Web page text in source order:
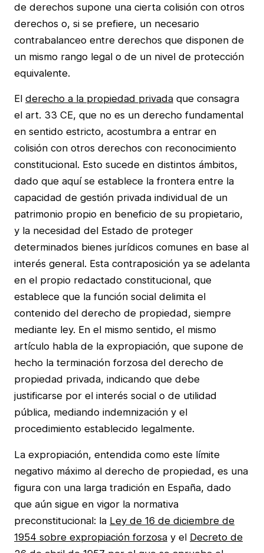
de derechos supone una cierta colisión con otros
derechos o, si se prefiere, un necesario
contrabalanceo entre derechos que disponen de
un mismo rango legal o de un nivel de protección
equivalente.
El derecho a la propiedad privada que consagra
el art. 33 CE, que no es un derecho fundamental
en sentido estricto, acostumbra a entrar en
colisión con otros derechos con reconocimiento
constitucional. Esto sucede en distintos ámbitos,
dado que aquí se establece la frontera entre la
capacidad de gestión privada individual de un
patrimonio propio en beneficio de su propietario,
y la necesidad del Estado de proteger
determinados bienes jurídicos comunes en base al
interés general. Esta contraposición ya se adelanta
en el propio redactado constitucional, que
establece que la función social delimita el
contenido del derecho de propiedad, siempre
mediante ley. En el mismo sentido, el mismo
artículo habla de la expropiación, que supone de
hecho la terminación forzosa del derecho de
propiedad privada, indicando que debe
justificarse por el interés social o de utilidad
pública, mediando indemnización y el
procedimiento establecido legalmente.
La expropiación, entendida como este límite
negativo máximo al derecho de propiedad, es una
figura con una larga tradición en España, dado
que aún sigue en vigor la normativa
preconstitucional: la Ley de 16 de diciembre de
1954 sobre expropiación forzosa y el Decreto de